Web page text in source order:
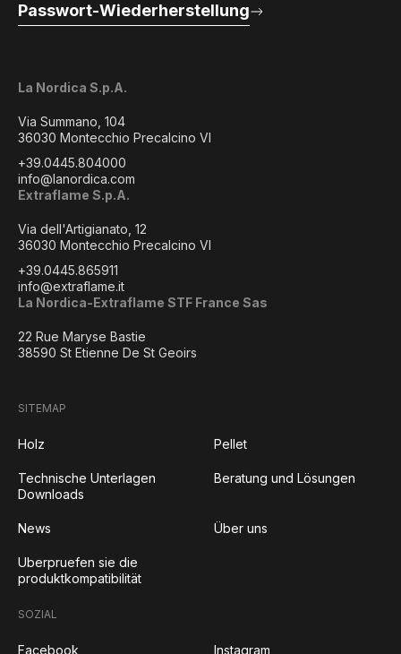
La Nordica S.p.A.
Via Summano, 104
36030 Montecchio Precalcino VI
+39.0445.804000
info@lanordica.com
Extraflame S.p.A.
Via dell'Artigianato, 12
36030 Montecchio Precalcino VI
+39.0445.865911
info@extraflame.it
La Nordica-Extraflame STF France Sas
22 Rue Maryse Bastie
38590 St Etienne De St Geoirs
Passwort-Wiederherstellung
SITEMAP
Holz Pellet
Technische Unterlagen
Downloads
Beratung und Lösungen
News Über uns
Uberpruefen sie die
produktkompatibilität
SOZIAL
Facebook Instagram